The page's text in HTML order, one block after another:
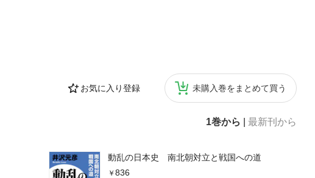
お気に入り登録 未購入巻をまとめて買う
1巻から 最新刊から
動乱の日本史 南北朝対立と戦国への道
836